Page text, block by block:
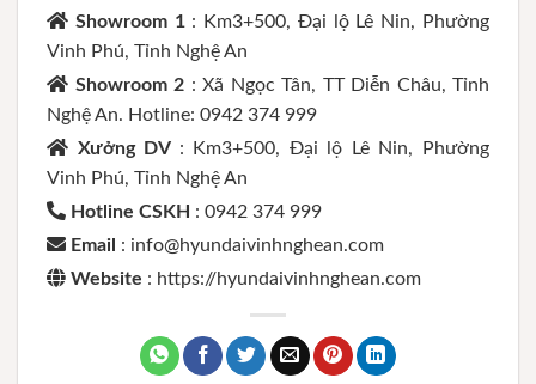
Showroom 1 : Km3+500, Đại lộ Lê Nin, Phường
Vinh Phú, Tỉnh Nghệ An
Showroom 2 : Xã Ngọc Tân, TT Diễn Châu, Tỉnh
Nghệ An. Hotline: 0942 374 999
Xưởng DV : Km3+500, Đại lộ Lê Nin, Phường
Vinh Phú, Tỉnh Nghệ An
Hotline CSKH : 0942 374 999
Email : info@hyundaivinhnghean.com
Website : https://hyundaivinhnghean.com